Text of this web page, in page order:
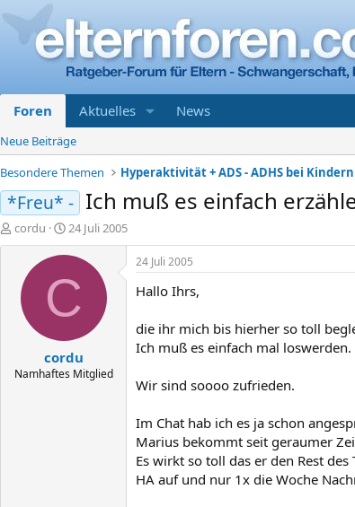
Foren Aktuelles News
Neue Beiträge
Besondere Themen
Hyperaktivität + ADS - ADHS bei Kindern
*Freu* - Ich muß es einfach
E
r
cordu
E
r
s
t
e
l
t
a
m
24 Juli 2005
C
cordu
Namhaftes Mitglied
24 Juli 2005
Hallo Ihrs,
die ihr mich bis hierher so toll
Ich muß es einfach mal loswerden.
Wir sind soooo zufrieden.
Im Chat hab ich es ja schon
Marius bekommt seit geraumer
Es wirkt so toll das er den Rest
HA auf und nur 1x die Woche